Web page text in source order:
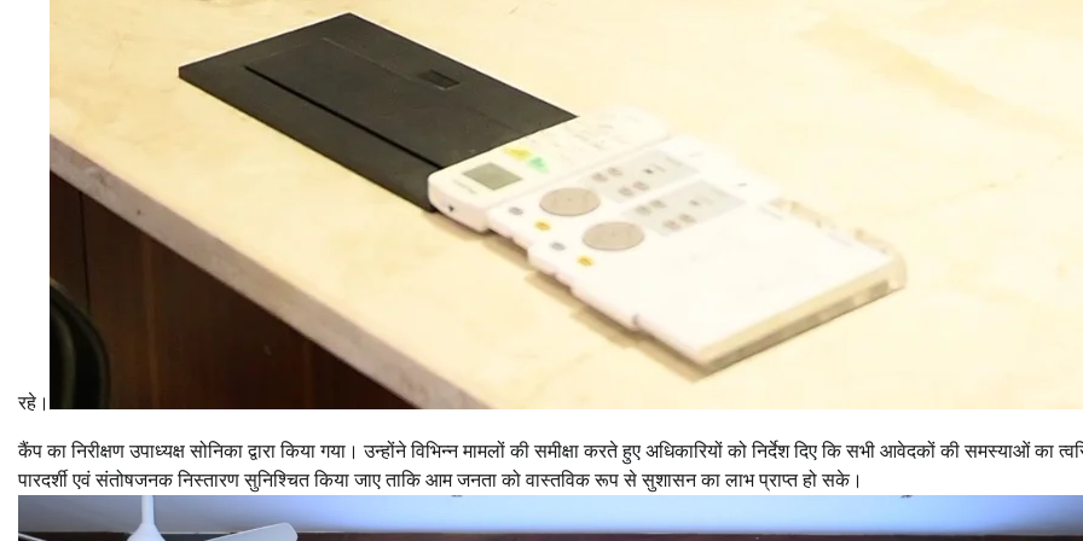
रहे।
कैंप का निरीक्षण उपाध्यक्ष सोनिका द्वारा किया गया। उन्होंने विभिन्न मामलों की समीक्षा करते हुए अधिकारियों को निर्देश दिए कि सभी आवेदकों की समस्याओं का
पारदर्शी एवं संतोषजनक निस्तारण सुनिश्चित किया जाए ताकि आम जनता को वास्तविक रूप से सुशासन का लाभ प्राप्त हो सके।